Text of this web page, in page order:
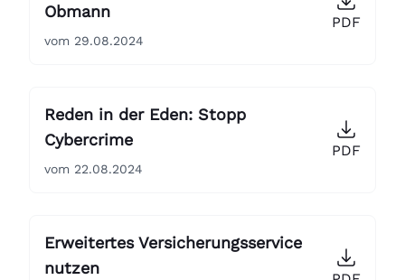
Obmann
vom 29.08.2024
PDF
Reden in der Eden: Stopp
Cybercrime
vom 22.08.2024
PDF
Erweitertes Versicherungsservice
nutzen